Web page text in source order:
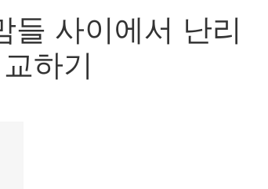
들 사이에서 난리
하기